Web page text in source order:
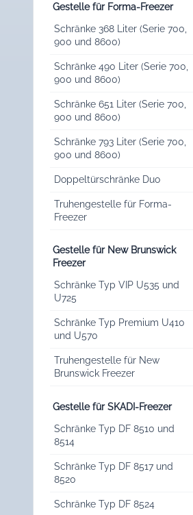
Gestelle für Forma-Freezer
Schränke 368 Liter (Serie 700,
900 und 8600)
Schränke 490 Liter (Serie 700,
900 und 8600)
Schränke 651 Liter (Serie 700,
900 und 8600)
Schränke 793 Liter (Serie 700,
900 und 8600)
Doppeltürschränke Duo
Truhengestelle für Forma-
Freezer
Gestelle für New Brunswick
Freezer
Schränke Typ VIP U535 und
U725
Schränke Typ Premium U410
und U570
Truhengestelle für New
Brunswick Freezer
Gestelle für SKADI-Freezer
Schränke Typ DF 8510 und
8514
Schränke Typ DF 8517 und
8520
Schränke Typ DF 8524